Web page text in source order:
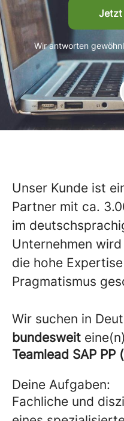
Jetzt
Wir antworten
Unser Kunde ist
Partner mit ca.
im
Unternehmen
die hohe
Pragmatismus
Wir suchen in
bundesweit eine(n)
Teamlead SAP PP
Deine Aufgaben:
Fachliche und